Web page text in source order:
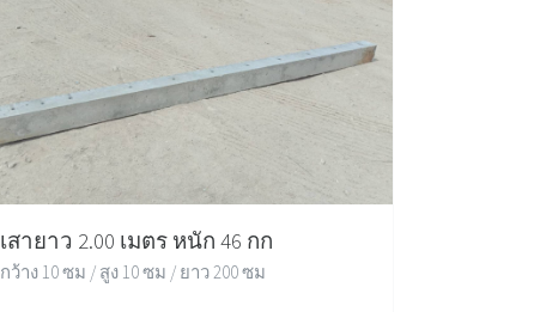
เสายาว 2.00 เมตร หนัก 46 กก
กว้าง 10 ซม / สูง 10 ซม / ยาว 200 ซม